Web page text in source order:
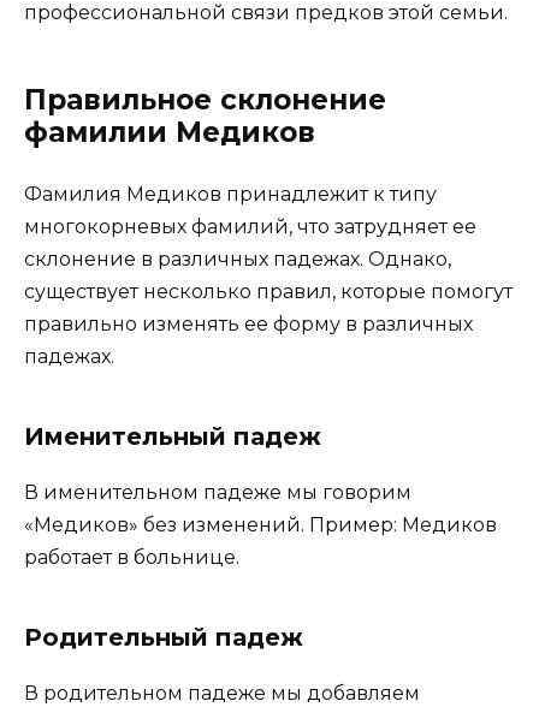
профессиональной связи предков этой семьи.
Правильное склонение
фамилии Медиков
Фамилия Медиков принадлежит к типу
многокорневых фамилий, что затрудняет ее
склонение в различных падежах. Однако,
существует несколько правил, которые помогут
правильно изменять ее форму в различных
падежах.
Именительный падеж
В именительном падеже мы говорим
«Медиков» без изменений. Пример: Медиков
работает в больнице.
Родительный падеж
В родительном падеже мы добавляем